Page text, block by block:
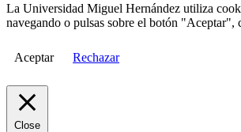
La Universidad Miguel Hernández utiliza
navegando o pulsas sobre el botón "Aceptar",
Aceptar Rechazar
Close